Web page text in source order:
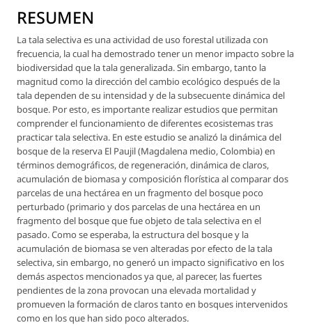
RESUMEN
La tala selectiva es una actividad de uso forestal utilizada con
frecuencia, la cual ha demostrado tener un menor impacto sobre la
biodiversidad que la tala generalizada. Sin embargo, tanto la
magnitud como la dirección del cambio ecológico después de la
tala dependen de su intensidad y de la subsecuente dinámica del
bosque. Por esto, es importante realizar estudios que permitan
comprender el funcionamiento de diferentes ecosistemas tras
practicar tala selectiva. En este estudio se analizó la dinámica del
bosque de la reserva El Paujil (Magdalena medio, Colombia) en
términos demográficos, de regeneración, dinámica de claros,
acumulación de biomasa y composición florística al comparar dos
parcelas de una hectárea en un fragmento del bosque poco
perturbado (primario y dos parcelas de una hectárea en un
fragmento del bosque que fue objeto de tala selectiva en el
pasado. Como se esperaba, la estructura del bosque y la
acumulación de biomasa se ven alteradas por efecto de la tala
selectiva, sin embargo, no generó un impacto significativo en los
demás aspectos mencionados ya que, al parecer, las fuertes
pendientes de la zona provocan una elevada mortalidad y
promueven la formación de claros tanto en bosques intervenidos
como en los que han sido poco alterados.